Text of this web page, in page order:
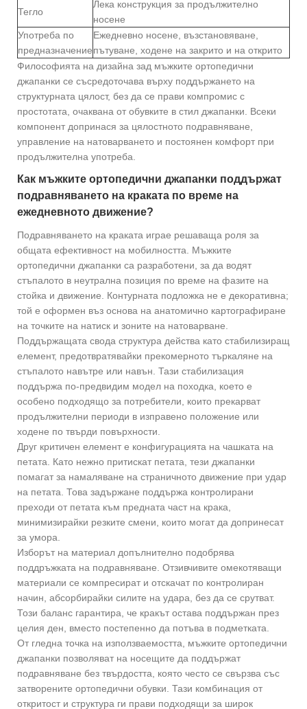
Тегло
Лека конструкция за продължително
носене
Употреба по
предназначение
Ежедневно носене, възстановяване,
пътуване, ходене на закрито и на открито
Философията на дизайна зад мъжките ортопедични
джапанки се съсредоточава върху поддържането на
структурната цялост, без да се прави компромис с
простотата, очаквана от обувките в стил джапанки. Всеки
компонент допринася за цялостното подравняване,
управление на натоварването и постоянен комфорт при
продължителна употреба.
Как мъжките ортопедични джапанки поддържат
подравняването на краката по време на
ежедневното движение?
Подравняването на краката играе решаваща роля за
общата ефективност на мобилността. Мъжките
ортопедични джапанки са разработени, за да водят
стъпалото в неутрална позиция по време на фазите на
стойка и движение. Контурната подложка не е декоративна;
той е оформен въз основа на анатомично картографиране
на точките на натиск и зоните на натоварване.
Поддържащата свода структура действа като стабилизиращ
елемент, предотвратявайки прекомерното търкаляне на
стъпалото навътре или навън. Тази стабилизация
поддържа по-предвидим модел на походка, което е
особено подходящо за потребители, които прекарват
продължителни периоди в изправено положение или
ходене по твърди повърхности.
Друг критичен елемент е конфигурацията на чашката на
петата. Като нежно притискат петата, тези джапанки
помагат за намаляване на страничното движение при удар
на петата. Това задържане поддържа контролирани
преходи от петата към предната част на крака,
минимизирайки резките смени, които могат да допринесат
за умора.
Изборът на материал допълнително подобрява
поддръжката на подравняване. Отзивчивите омекотяващи
материали се компресират и отскачат по контролиран
начин, абсорбирайки силите на удара, без да се срутват.
Този баланс гарантира, че кракът остава поддържан през
целия ден, вместо постепенно да потъва в подметката.
От гледна точка на използваемостта, мъжките ортопедични
джапанки позволяват на носещите да поддържат
подравняване без твърдостта, която често се свързва със
затворените ортопедични обувки. Тази комбинация от
откритост и структура ги прави подходящи за широк